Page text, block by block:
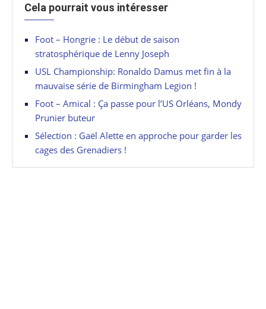
Cela pourrait vous intéresser
Foot – Hongrie : Le début de saison
stratosphérique de Lenny Joseph
USL Championship: Ronaldo Damus met fin à la
mauvaise série de Birmingham Legion !
Foot – Amical : Ça passe pour l’US Orléans, Mondy
Prunier buteur
Sélection : Gaël Alette en approche pour garder les
cages des Grenadiers !